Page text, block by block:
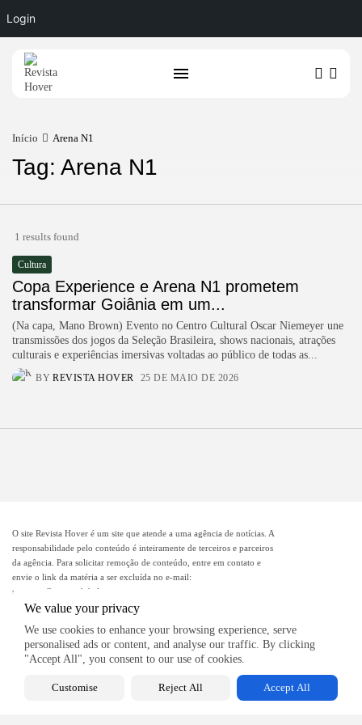
We value your privacy
We use cookies to enhance your browsing experience, serve
personalised ads or content, and analyse our traffic. By clicking
"Accept All", you consent to our use of cookies.
Customise Reject All Accept All
Login
Início Arena N1
Tag: Arena N1
1 results found
Cultura
Copa Experience e Arena N1 prometem
transformar Goiânia em um...
(Na capa, Mano Brown) Evento no Centro Cultural Oscar Niemeyer une
transmissões dos jogos da Seleção Brasileira, shows nacionais, atrações
culturais e experiências imersivas voltadas ao público de todas as...
BY REVISTA HOVER 25 DE MAIO DE 2026
Revista Hover
O site Revista Hover é um site que atende a uma agência de notícias. A
responsabilidade pelo conteúdo é inteiramente de terceiros e parceiros
da agência. Para solicitar remoção de conteúdo, entre em contato e
envie o link da matéria a ser excluída no e-mail:
remocao@mcomglobal.com